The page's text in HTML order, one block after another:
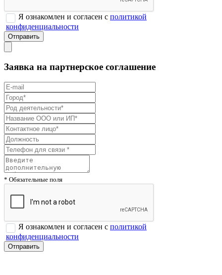
Я ознакомлен и согласен с политикой
конфиденциальности
Заявка на партнерское соглашение
* Обязательные поля
Я ознакомлен и согласен с политикой
конфиденциальности